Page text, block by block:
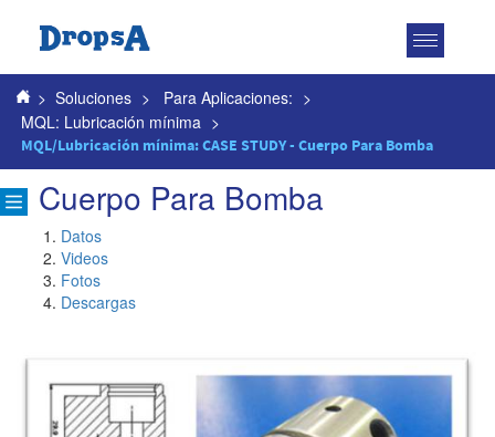
Toggle
> Soluciones > Para Aplicaciones: >
MQL: Lubricación mínima >
MQL/Lubricación mínima: CASE STUDY - Cuerpo Para Bomba
Cuerpo Para Bomba
Datos
Videos
Fotos
Descargas